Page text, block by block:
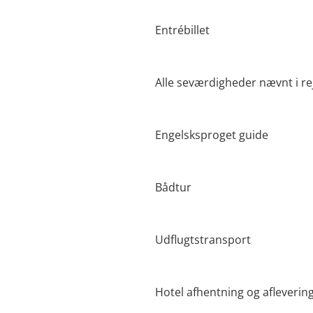
Entrébillet
Alle seværdigheder nævnt i
Engelsksproget guide
Bådtur
Udflugtstransport
Hotel afhentning og